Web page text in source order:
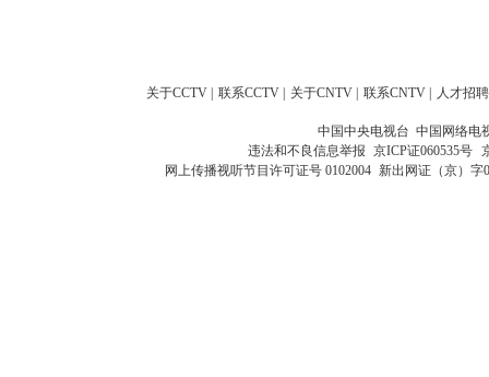
关于CCTV 联系CCTV 关于CNTV 联系CNTV 人才招聘
中国中央电视台 中国网络电
违法和不良信息举报 京ICP证060535号
网上传播视听节目许可证号 0102004 新出网证（京）